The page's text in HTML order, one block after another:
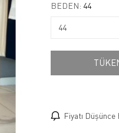
BEDEN: 44
Fiyatı Düşünce